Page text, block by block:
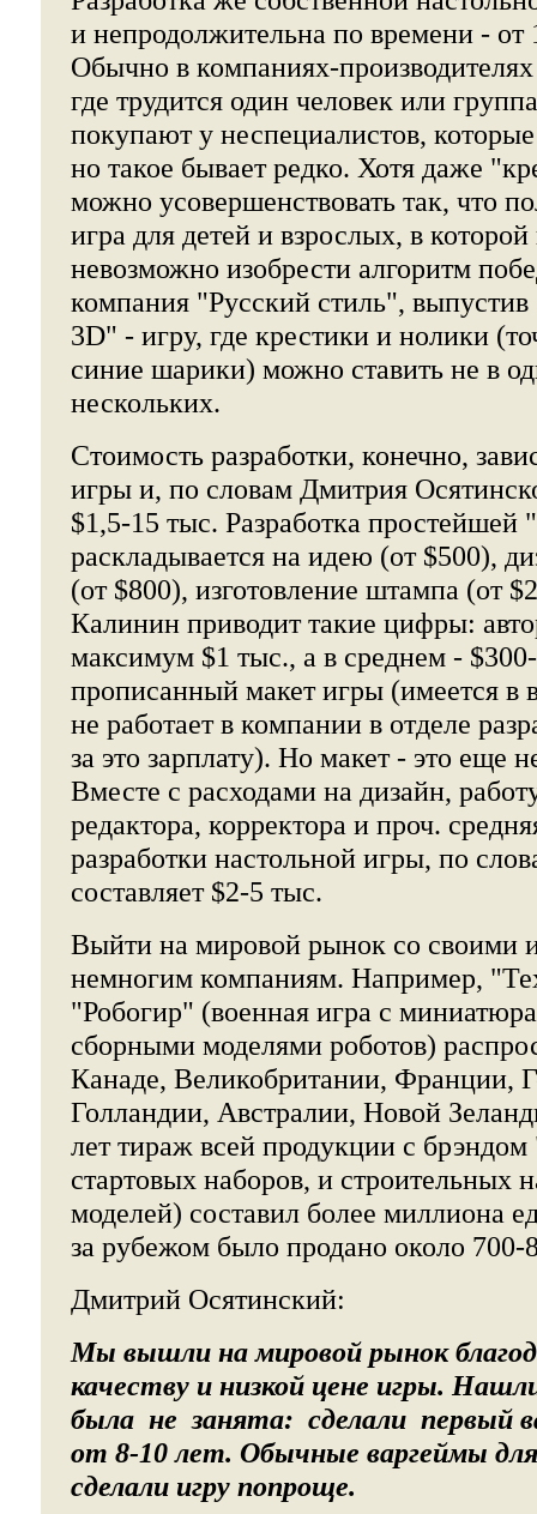
и непродолжительна по времени - от
Обычно в компаниях-
где трудится один человек или
покупают у неспециалистов,
но такое бывает редко. Хотя даже
можно усовершенствовать так, что
игра для детей и взрослых, в
невозможно изобрести алгоритм
компания "Русский стиль",
3D" - игру, где крестики и нолики
синие шарики) можно ставить не в
нескольких.
Стоимость разработки, конечно,
игры и, по словам Дмитрия
$1,5-15 тыс. Разработка простейшей
раскладывается на идею (от $500),
(от $800), изготовление штампа (от
Калинин приводит такие цифры:
максимум $1 тыс., а в среднем -
прописанный макет игры (имеется в
не работает в компании в отделе
за это зарплату). Но макет - это еще
Вместе с расходами на дизайн,
редактора, корректора и проч.
разработки настольной игры, по
составляет $2-5 тыс.
Выйти на мировой рынок со своими
немногим компаниям. Например,
"Робогир" (военная игра с
сборными моделями роботов)
Канаде, Великобритании, Франции,
Голландии, Австралии, Новой
лет тираж всей продукции с
стартовых наборов, и строительных
моделей) составил более миллиона
за рубежом было продано около 700-
Дмитрий Осятинский:
Мы вышли на мировой рынок
качеству и низкой цене игры.
была не занята: сделали первый
от 8-10 лет. Обычные варгеймы
сделали игру попроще.